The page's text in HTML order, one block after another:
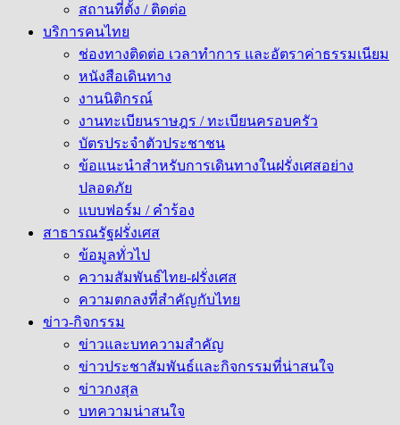
สถานที่ตั้ง / ติดต่อ
บริการคนไทย
ช่องทางติดต่อ เวลาทำการ และอัตราค่าธรรมเนียม
หนังสือเดินทาง
งานนิติกรณ์
งานทะเบียนราษฎร / ทะเบียนครอบครัว
บัตรประจำตัวประชาชน
ข้อแนะนำสำหรับการเดินทางในฝรั่งเศสอย่าง
ปลอดภัย
แบบฟอร์ม / คำร้อง
สาธารณรัฐฝรั่งเศส
ข้อมูลทั่วไป
ความสัมพันธ์ไทย-ฝรั่งเศส
ความตกลงที่สำคัญกับไทย
ข่าว-กิจกรรม
ข่าวและบทความสำคัญ
ข่าวประชาสัมพันธ์และกิจกรรมที่น่าสนใจ
ข่าวกงสุล
บทความน่าสนใจ